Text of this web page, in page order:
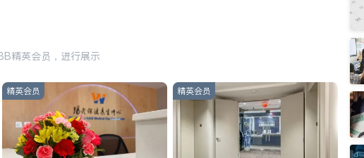
精英会员，进行展示
精英会员 精英会员